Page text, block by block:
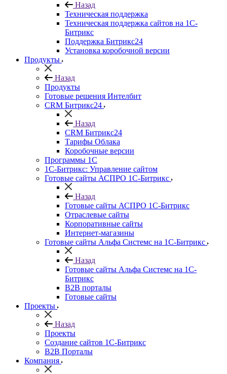
Назад
Техническая поддержка
Техническая поддержка сайтов на 1С-
Битрикс
Поддержка Битрикс24
Установка коробочной версии
Продукты
Назад
Продукты
Готовые решения Интелбит
CRM Битрикс24
Назад
CRM Битрикс24
Тарифы Облака
Коробочные версии
Программы 1С
1C-Битрикс: Управление сайтом
Готовые сайты АСПРО 1С-Битрикс
Назад
Готовые сайты АСПРО 1С-Битрикс
Отраслевые сайты
Корпоративные сайты
Интернет-магазины
Готовые сайты Альфа Системс на 1С-Битрикс
Назад
Готовые сайты Альфа Системс на 1С-
Битрикс
B2B порталы
Готовые сайты
Проекты
Назад
Проекты
Создание сайтов 1С-Битрикс
B2B Порталы
Компания